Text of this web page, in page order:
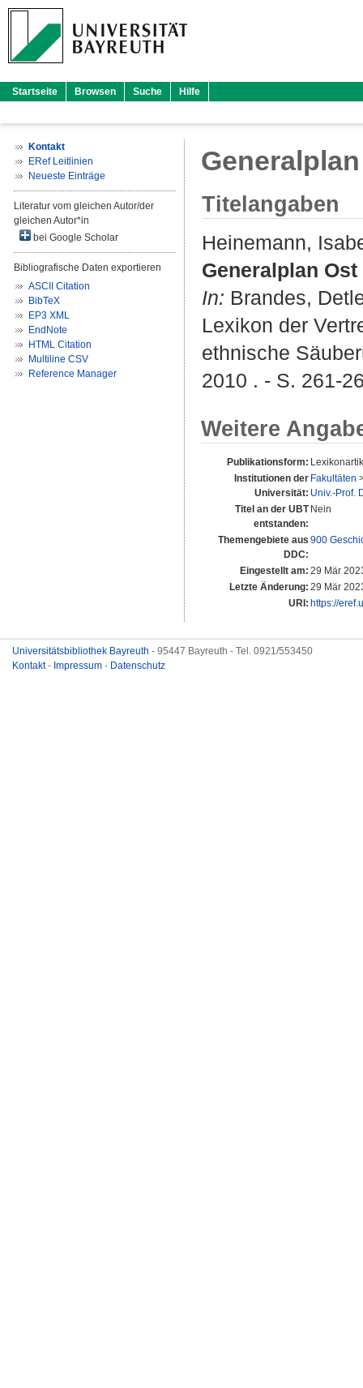
Startseite Browsen Suche Hilfe
Kontakt
ERef Leitlinien
Neueste Einträge
Literatur vom gleichen Autor/der
gleichen Autor*in
bei Google Scholar
Bibliografische Daten exportieren
ASCII Citation
BibTeX
EP3 XML
EndNote
HTML Citation
Multiline CSV
Reference Manager
Titelangaben
Heinemann,
Generalplan
In: Brandes,
Lexikon der
ethnische
2010 . - S. 261-
Weitere
Publikationsform:
Institutionen der
Universität:
Fakultäten
Univ.-Prof.
Titel an der UBT
entstanden:
Nein
Themengebiete aus
DDC:
900
Eingestellt am: 29 Mär
Letzte Änderung: 29 Mär
URI: https://
Universitätsbibliothek Bayreuth - 95447 Bayreuth - Tel. 0921/553450
Kontakt- Impressum - Datenschutz